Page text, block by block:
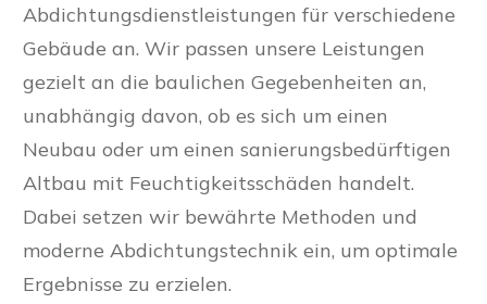
Abdichtungsdienstleistungen für verschiedene
Gebäude an. Wir passen unsere Leistungen
gezielt an die baulichen Gegebenheiten an,
unabhängig davon, ob es sich um einen
Neubau oder um einen sanierungsbedürftigen
Altbau mit Feuchtigkeitsschäden handelt.
Dabei setzen wir bewährte Methoden und
moderne Abdichtungstechnik ein, um optimale
Ergebnisse zu erzielen.